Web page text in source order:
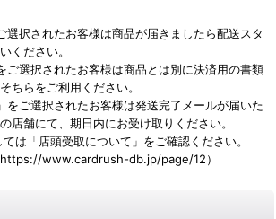
択されたお客様は商品が届きましたら配送スタ
ください。
選択されたお客様は商品とは別に決済用の書類
ちらをご利用ください。
ご選択されたお客様は発送完了メールが届いた
店舗にて、期日内にお受け取りください。
店頭受取について」をご確認ください。
https://www.cardrush-db.jp/page/12）